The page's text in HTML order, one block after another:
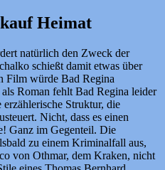
Heimat
natürlich den Zweck der
schießt damit etwas über
Film würde Bad Regina
Roman fehlt Bad Regina leider
Struktur, die
Nicht, dass es einen
Ganz im Gegenteil. Die
zu einem Kriminalfall aus,
von Othmar, dem Kraken, nicht